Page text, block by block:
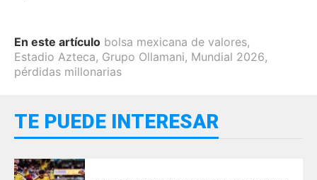
En este artículo bolsa mexicana de valores,
Estadio Azteca, Grupo Ollamani, Mundial 2026,
pérdidas millonarias
TE PUEDE INTERESAR